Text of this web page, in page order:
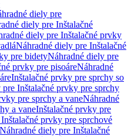
diely pre
diely pre Inštalačné
diely pre Inštalačné prvky
Náhradné diely pre Inštalačné
pre bidetyNáhradné diely pre
prvky pre pisoáreNáhradné
Inštalačné prvky pre sprchy so
Inštalačné prvky pre sprchy
pre sprchy a vaneNáhradné
a vaneInštalačné prvky pre
prvky pre sprchové
Náhradné diely pre Inštalačné